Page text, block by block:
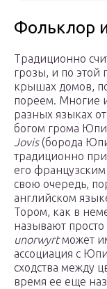
Фольклор
Традиционно
грозы, и по
крышах домов,
пореем. Многие
разных языках
богом грома
Jovis(борода
традиционно
его
свою очередь,
английском
Тором, как в
называют просто
unorwyrtможет
ассоциация с
сходства между
время ее еще